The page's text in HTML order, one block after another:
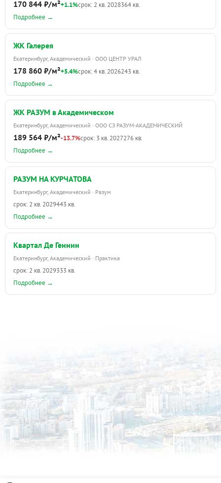
170 844 ₽/м²+1.1%срок: 2 кв. 2028364 кв.
Подробнее →
ЖК Галерея
Екатеринбург, Академический · ООО ЦЕНТР УРАЛ
178 860 ₽/м²+5.4%срок: 4 кв. 2026243 кв.
Подробнее →
ЖК РАЗУМ в Академическом
Екатеринбург, Академический · ООО СЗ РАЗУМ-АКАДЕМИЧЕСКИЙ
189 564 ₽/м²-13.7%срок: 3 кв. 2027276 кв.
Подробнее →
РАЗУМ НА КУРЧАТОВА
Екатеринбург, Академический · Разум
срок: 2 кв. 2029443 кв.
Подробнее →
Квартал Де Геннин
Екатеринбург, Академический · Практика
срок: 2 кв. 2029333 кв.
Подробнее →